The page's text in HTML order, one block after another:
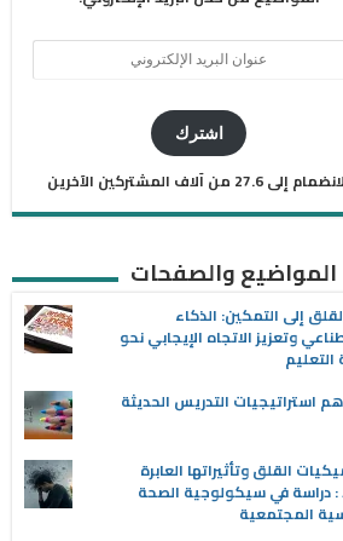
اشترك
إلى 27.6 من آلاف المشتركين الآخرين
المواضيع والصفحات
إلى التمكين: الذكاء
وتعزيز الاتجاه الإيجابي نحو
استراتيجيات التدريس الحديثة
القلق وتأثيراتها العابرة
: دراسة في سيكولوجية الصحة
المجتمعية